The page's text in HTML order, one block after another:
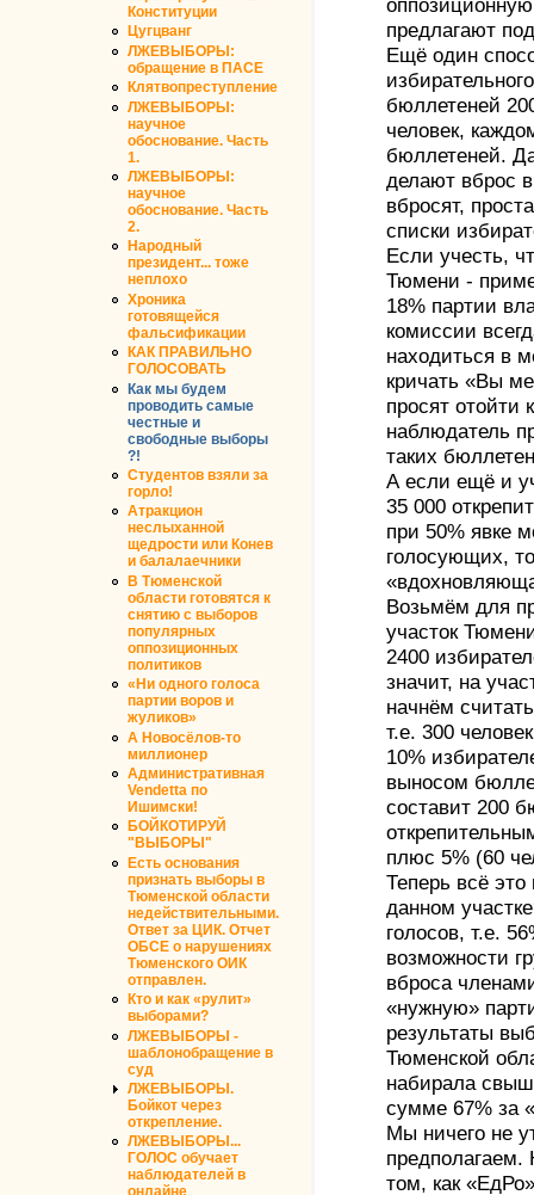
Конституции
Цугцванг
ЛЖЕВЫБОРЫ:
обращение в ПАСЕ
Клятвопреступление
ЛЖЕВЫБОРЫ:
научное
обоснование. Часть
1.
ЛЖЕВЫБОРЫ:
научное
обоснование. Часть
2.
Народный
президент... тоже
неплохо
Хроника
готовящейся
фальсификации
КАК ПРАВИЛЬНО
ГОЛОСОВАТЬ
Как мы будем
проводить самые
честные и
свободные выборы
?!
Студентов взяли за
горло!
Атракцион
неслыханной
щедрости или Конев
и балалаечники
В Тюменской
области готовятся к
снятию с выборов
популярных
оппозиционных
политиков
«Ни одного голоса
партии воров и
жуликов»
А Новосёлов-то
миллионер
Административная
Vendetta по
Ишимски!
БОЙКОТИРУЙ
"ВЫБОРЫ"
Есть основания
признать выборы в
Тюменской области
недействительными.
Ответ за ЦИК. Отчет
ОБСЕ о нарушениях
Тюменского ОИК
отправлен.
Кто и как «рулит»
выборами?
ЛЖЕВЫБОРЫ -
шаблонобращение в
суд
ЛЖЕВЫБОРЫ.
Бойкот через
открепление.
ЛЖЕВЫБОРЫ...
ГОЛОС обучает
наблюдателей в
предлагают
Ещё один
бюллетеней
человек,
бюллетеней.
делают вброс
вбросят,
списки
Если учесть,
Тюмени -
18% партии
комиссии
находиться в
кричать «Вы
просят отойти
наблюдатель
таких
А если ещё и
35 000
при 50% явке
голосующих,
Возьмём для
участок
2400
значит, на
начнём
т.е. 300
10%
выносом
составит 200
плюс 5% (60
Теперь всё
данном
голосов, т.е.
возможности
вброса
«нужную»
результаты
Тюменской
набирала
сумме 67% за
Мы ничего не
предполагаем.
том, как